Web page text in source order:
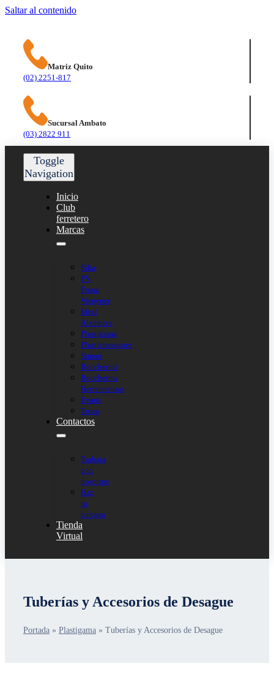
Saltar al contenido
Matriz Quito
(02) 2251-817
Sucursal Ambato
(03) 2822 911
Toggle
Navigation
Inicio
Club
ferretero
Marcas
Sika
FV
Franz
Viegener
Ideal
Alambrec
Plastigama
Plastiempaques
Simon
Boccherini
Boccherini
Herramientas
Evans
Trosa
Contactos
Trabaja
con
nosotros
Haz
tu
compra
Tienda
Virtual
Tuberías y Accesorios de Desague
Portada» Plastigama» Tuberías y Accesorios de Desague